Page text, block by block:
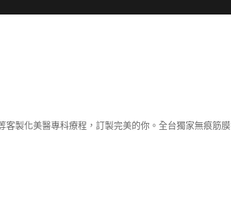
製化美醫專科療程，訂製完美的你。全台獨家無痕筋